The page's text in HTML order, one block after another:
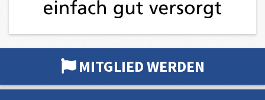
MITGLIED WERDEN